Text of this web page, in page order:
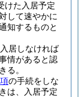
けた入居予定
して速やかに
知するものと
居しなければ
情があると認
る。
の手続をしな
は、入居予定